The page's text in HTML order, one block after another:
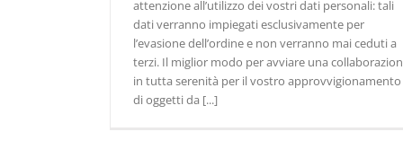
attenzione all’utilizzo dei vostri dati personali: tali
dati verranno impiegati esclusivamente per
l’evasione dell’ordine e non verranno mai ceduti a
terzi. Il miglior modo per avviare una
in tutta serenità per il vostro approvvigionamento
di oggetti da [...]